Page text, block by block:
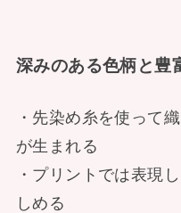
深みのある色柄と豊
・先染め糸を使って
が生まれる
・プリントでは表現
しめる